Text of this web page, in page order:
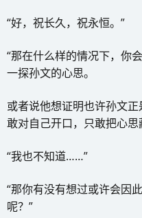
“好，祝长久，祝永恒。”
“那在什么样的情况下，你
一探孙文的心思。
或者说他想证明也许孙文
敢对自己开口，只敢把心思
“我也不知道……”
“那你有没有想过或许会因
呢？”